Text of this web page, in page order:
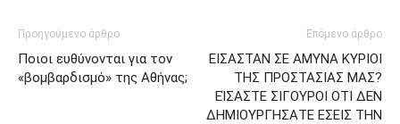
Προηγούμενο άρθρο
Ποιοι ευθύνονται για τον
«βομβαρδισμό» της Αθήνας;
Επόμενο άρθρο
ΕΙΣΑΣΤΑΝ ΣΕ ΑΜΥΝΑ ΚΥΡΙΟΙ
ΤΗΣ ΠΡΟΣΤΑΣΙΑΣ ΜΑΣ?
ΕΊΣΑΣΤΕ ΣΙΓΟΥΡΟΙ ΟΤΙ ΔΕΝ
ΔΗΜΙΟΥΡΓΗΣΑΤΕ ΕΣΕΙΣ ΤΗΝ